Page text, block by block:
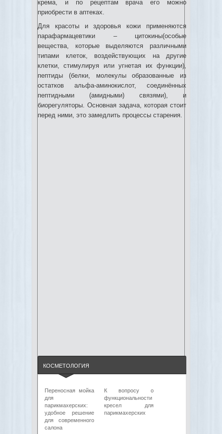
крема, и по рецептам врача его можно
приобрести в аптеках.
Для красоты и здоровья кожи применяются
парафармацевтики – цитокины(особые
вещества, которые выделяются различными
типами клеток, воздействующих на другие
клетки, стимулируя или угнетая их функции),
пептиды (белки, молекулы образованные из
остатков альфа-аминокислот, соединённых
пептидными (амидными) связями), и
биорегуляторы. Основная задача, которая стоит
перед ними, это замедлить процессы старения.
КОСМЕТОЛОГИЯ
Переносная мойка
для
парикмахерских:
удобное решение
для современного
салона
К вопросу о
функциональности
кресел для
парикмахерских